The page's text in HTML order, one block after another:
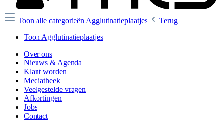
Toon alle categorieën Agglutinatieplaatjes
Terug
Toon Agglutinatieplaatjes
Over ons
Nieuws & Agenda
Klant worden
Mediatheek
Veelgestelde vragen
Afkortingen
Jobs
Contact